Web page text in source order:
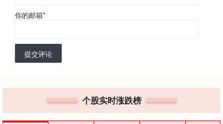
你的邮箱*
提交评论
个股实时涨跌榜